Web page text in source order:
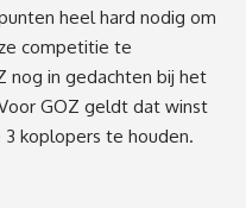
heel hard nodig om
competitie te
nog in gedachten bij het
GOZ geldt dat winst
koplopers te houden.